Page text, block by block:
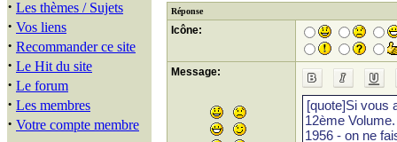
· Les thèmes / Sujets
· Vos liens
· Recommander ce site
· Le Hit du site
· Le forum
· Les membres
· Votre compte membre
Réponse
Icône:
Message: